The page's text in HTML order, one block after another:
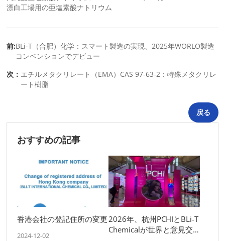
漂白工場用の亜塩素酸ナトリウム
前:BLi-T（合肥）化学：スマート製造の実現、2025年WORLO製造
コンベンションでデビュー
次： エチルメタクリレート（EMA）CAS 97-63-2：特殊メタクリレ
ート樹脂
戻る
おすすめの記事
香港会社の登記住所の変更
2024-12-02
2026年、杭州PCHIとBLi-T
Chemicalが世界と意見交